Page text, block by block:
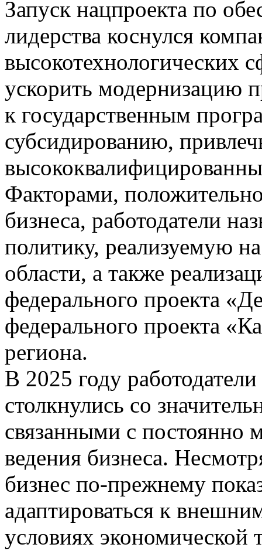
Запуск нацпроекта по
лидерства коснулся
высокотехнологических
ускорить модернизацию
к государственным
субсидированию,
Факторами,
бизнеса, работодатели
политику, реализуемую
области, а также
федерального проекта
федерального проекта
региона.
В 2025 году
столкнулись со
связанными с
ведения бизнеса.
бизнес по-прежнему
адаптироваться к
условиях экономической